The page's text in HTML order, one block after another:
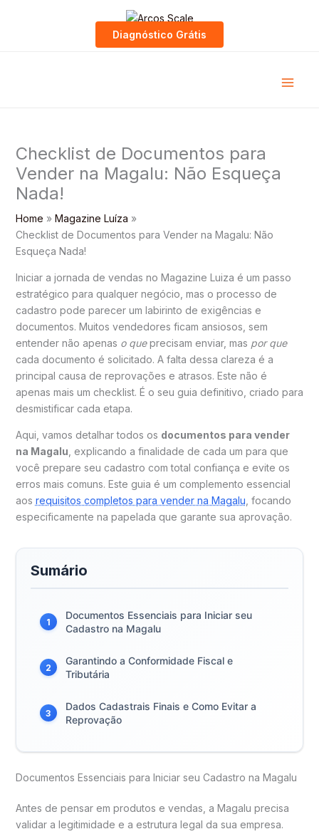
Diagnóstico Grátis
Checklist de Documentos para
Vender na Magalu: Não Esqueça
Nada!
Home
Magazine Luíza
Checklist de Documentos para Vender na Magalu: Não
Esqueça Nada!
Iniciar a jornada de vendas no Magazine Luiza é um passo
estratégico para qualquer negócio, mas o processo de
cadastro pode parecer um labirinto de exigências e
documentos. Muitos vendedores ficam ansiosos, sem
entender não apenas o queprecisam enviar, mas por que
cada documento é solicitado. A falta dessa clareza é a
principal causa de reprovações e atrasos. Este não é
apenas mais um checklist. É o seu guia definitivo, criado para
desmistificar cada etapa.
Aqui, vamos detalhar todos os documentos para vender
na Magalu , explicando a finalidade de cada um para que
você prepare seu cadastro com total confiança e evite os
erros mais comuns. Este guia é um complemento essencial
aos requisitos completos para vender na Magalu , focando
especificamente na papelada que garante sua aprovação.
Sumário
1
Documentos Essenciais para Iniciar seu
Cadastro na Magalu
2
Garantindo a Conformidade Fiscal e
Tributária
3
Dados Cadastrais Finais e Como Evitar a
Reprovação
Documentos Essenciais para Iniciar seu Cadastro na Magalu
Antes de pensar em produtos e vendas, a Magalu precisa
validar a legitimidade e a estrutura legal da sua empresa.